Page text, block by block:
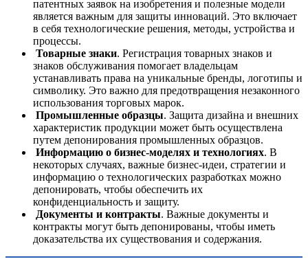
патентных заявок на изобретения и полезные модели
является важным для защиты инноваций. Это включает
в себя технологические решения, методы, устройства и
процессы.
Товарные знаки. Регистрация товарных знаков и
знаков обслуживания помогает владельцам
устанавливать права на уникальные бренды, логотипы и
символику. Это важно для предотвращения незаконного
использования торговых марок.
Промышленные образцы. Защита дизайна и внешних
характеристик продукции может быть осуществлена
путем депонирования промышленных образцов.
Информацию о бизнес-моделях и технологиях. В
некоторых случаях, важные бизнес-идеи, стратегии и
информацию о технологических разработках можно
депонировать, чтобы обеспечить их
конфиденциальность и защиту.
Документы и контракты. Важные документы и
контракты могут быть депонированы, чтобы иметь
доказательства их существования и содержания.